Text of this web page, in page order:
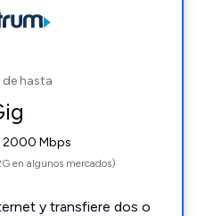
hasta
2000 Mbps
en algunos mercados)
y transfiere dos o